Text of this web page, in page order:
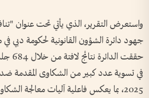
واستعرض التقرير، الذي يأتي تحت عنوان
جهود دائرة الشؤون القانونية لحكومة دبي
حققت
في تسوية عدد كبير من الشكاوى المقدمة
2025، بما يعكس فاعلية آليات معالجة